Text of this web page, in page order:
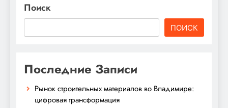
Поиск
ПОИСК
Последние Записи
Рынок строительных материалов во Владимире:
цифровая трансформация